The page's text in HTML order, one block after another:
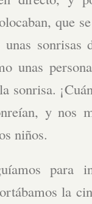
que
sonrisas
unas
sonrisa.
y nos
niños.
para
la